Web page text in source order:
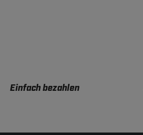
Einfach bezahlen